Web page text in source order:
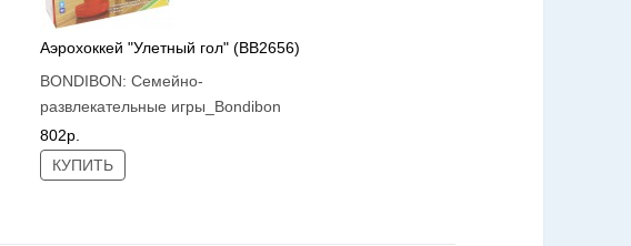
Аэрохоккей "Улетный гол" (ВВ2656)
BONDIBON:Семейно-
развлекательные игры_Bondibon
802р.
КУПИТЬ